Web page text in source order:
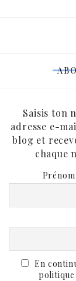
Saisis ton
adresse e-
blog et
chaque
En